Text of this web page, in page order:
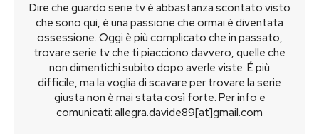
Dire che guardo serie tv è abbastanza scontato visto
che sono qui, è una passione che ormai è diventata
ossessione. Oggi è più complicato che in passato,
trovare serie tv che ti piacciono davvero, quelle che
non dimentichi subito dopo averle viste. É più
difficile, ma la voglia di scavare per trovare la serie
giusta non è mai stata così forte. Per info e
comunicati: allegra.davide89[at]gmail.com